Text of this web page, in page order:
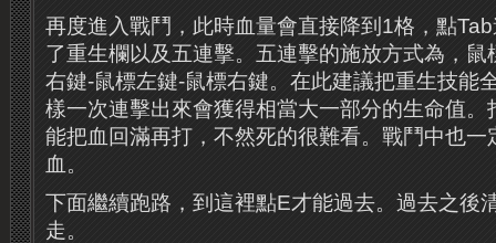
再度進入戰鬥，此時血量會直接降到1格，點
了重生欄以及五連擊。五連擊的施放方式為，鼠
右鍵-鼠標左鍵-鼠標右鍵。在此建議把重生技能
樣一次連擊出來會獲得相當大一部分的生命值。
能把血回滿再打，不然死的很難看。戰鬥中也一
血。
下面繼續跑路，到這裡點E才能過去。過去之後
走。